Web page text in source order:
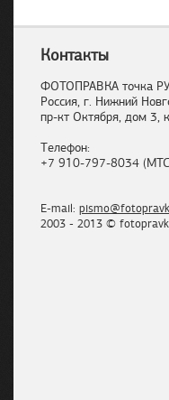
Контакты
ФОТОПРАВКА точка
Россия, г. Нижний
пр-кт Октября, дом 3,
Телефон:
+7 910-797-8034
E-mail:
2003 - 2013 ©